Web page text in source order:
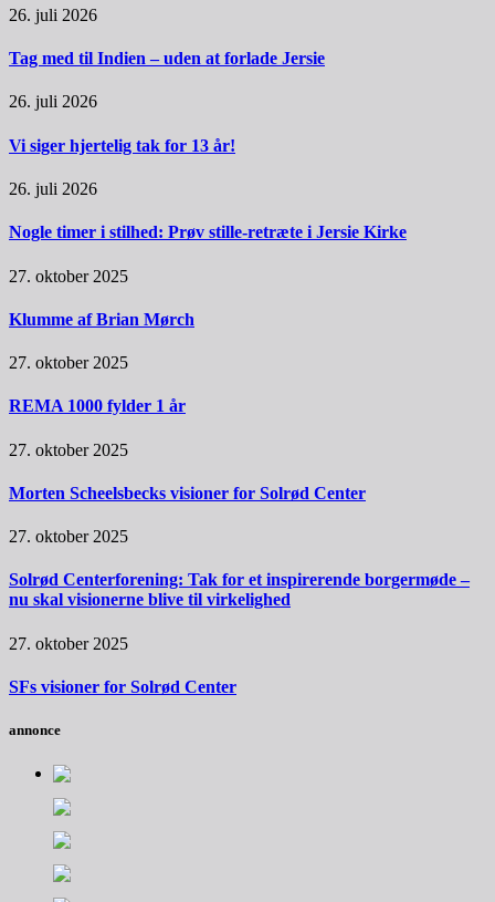
26. juli 2026
Tag med til Indien – uden at forlade Jersie
26. juli 2026
Vi siger hjertelig tak for 13 år!
26. juli 2026
Nogle timer i stilhed: Prøv stille-retræte i Jersie Kirke
27. oktober 2025
Klumme af Brian Mørch
27. oktober 2025
REMA 1000 fylder 1 år
27. oktober 2025
Morten Scheelsbecks visioner for Solrød Center
27. oktober 2025
Solrød Centerforening: Tak for et inspirerende borgermøde –
nu skal visionerne blive til virkelighed
27. oktober 2025
SFs visioner for Solrød Center
annonce